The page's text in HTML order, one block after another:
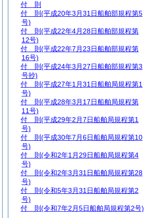
付 則
付 則 (平成20年3月31日船舶部規程第5
号)
付 則 (平成22年4月28日船舶部規程第
12号)
付 則 (平成22年7月23日船舶部規程第
16号)
付 則 (平成24年3月27日船舶部規程第3
号抄)
付 則 (平成27年1月31日船舶局規程第1
号)
付 則 (平成28年3月17日船舶局規程第
11号)
付 則 (平成29年2月7日船舶局規程第1
号)
付 則 (平成30年7月6日船舶局規程第10
号)
付 則 (令和2年1月29日船舶局規程第4
号)
付 則 (令和2年3月31日船舶局規程第28
号)
付 則 (令和5年3月31日船舶局規程第2
号)
付 則 (令和7年2月5日船舶局規程第2号)